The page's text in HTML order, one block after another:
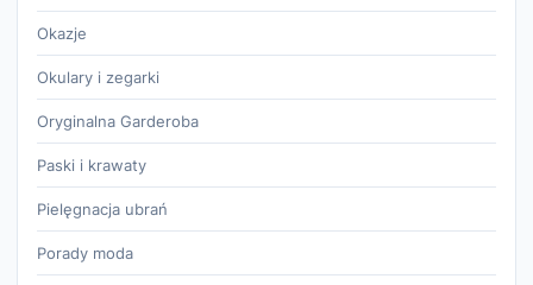
Okazje
Okulary i zegarki
Oryginalna Garderoba
Paski i krawaty
Pielęgnacja ubrań
Porady moda